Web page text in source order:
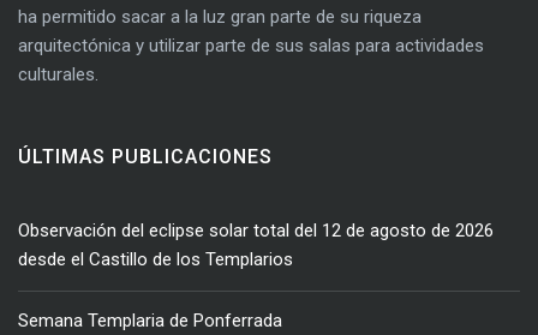
ha permitido sacar a la luz gran parte de su riqueza
arquitectónica y utilizar parte de sus salas para actividades
culturales.
ÚLTIMAS PUBLICACIONES
Observación del eclipse solar total del 12 de agosto de 2026
desde el Castillo de los Templarios
Semana Templaria de Ponferrada